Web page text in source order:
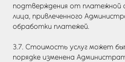
подтверждения от платежной
лица, привлеченного
обработки платежей.
3.7. Стоимость услуг может
порядке изменена